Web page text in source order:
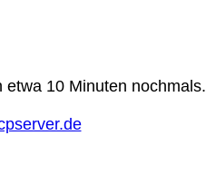
10 Minuten nochmals.